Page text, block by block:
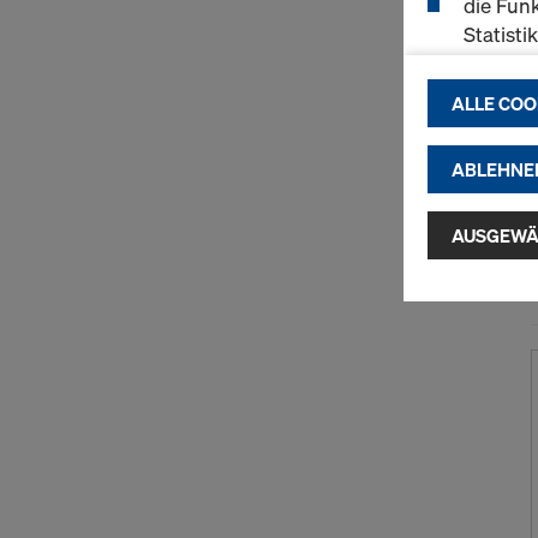
Indem Sie
Garantien
hierauf.
Zugriff
zur
ALLE